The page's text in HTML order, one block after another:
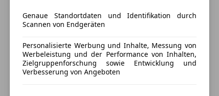
Tempomat
Android Auto
Apple CarPlay
Versicherung
Kfz-Versicherung
Versicherungsschutz an Ihre Bedürfnisse
Genaue Standortdaten und Identifikation durch
Scannen von Endgeräten
Personalisierte Werbung und Inhalte, Messung von
Werbeleistung und der Performance von Inhalten,
Zielgruppenforschung sowie Entwicklung und
Verbesserung von Angeboten